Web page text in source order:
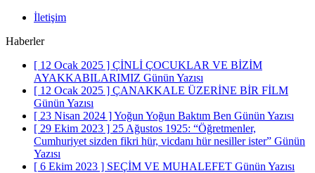
İletişim
Haberler
[ 12 Ocak 2025 ] ÇİNLİ ÇOCUKLAR VE BİZİM
AYAKKABILARIMIZ Günün Yazısı
[ 12 Ocak 2025 ] ÇANAKKALE ÜZERİNE BİR FİLM
Günün Yazısı
[ 23 Nisan 2024 ]Yoğun Yoğun Baktım Ben Günün Yazısı
[ 29 Ekim 2023 ] 25 Ağustos 1925: “Öğretmenler,
Cumhuriyet sizden fikri hür, vicdanı hür nesiller ister” Günün
Yazısı
[ 6 Ekim 2023 ] SEÇİM VE MUHALEFET Günün Yazısı